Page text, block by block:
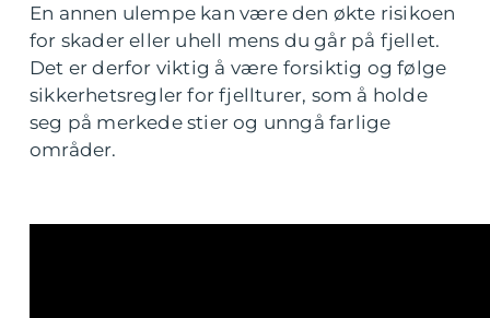
En annen ulempe kan være den økte risikoen
for skader eller uhell mens du går på fjellet.
Det er derfor viktig å være forsiktig og følge
sikkerhetsregler for fjellturer, som å holde
seg på merkede stier og unngå farlige
områder.